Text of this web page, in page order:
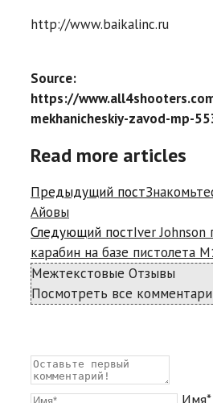
http://www.baikalinc.ru
Source:
https://
mekhanicheskiy-zavod-mp-
Read more articles
Предыдущий пост
Айовы
Следующий постIver Johnson
карабин на базе пистолета
Межтекстовые Отзывы
Посмотреть все
Имя*